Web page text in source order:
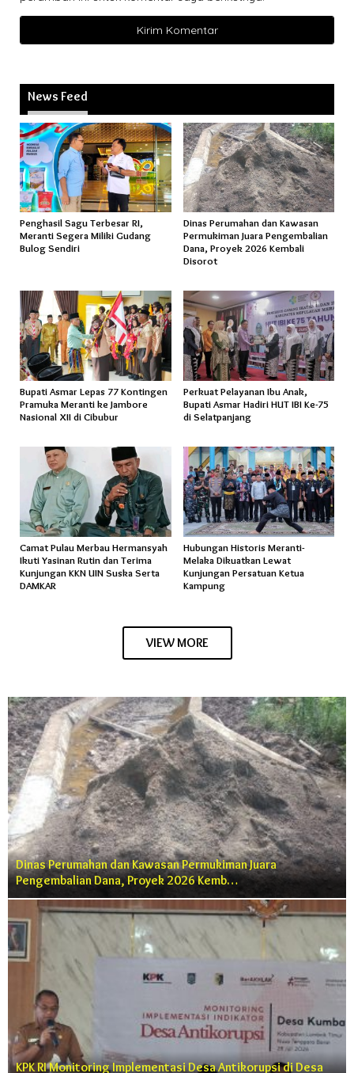
News Feed
Penghasil Sagu Terbesar RI,
Meranti Segera Miliki Gudang
Bulog Sendiri
Dinas Perumahan dan Kawasan
Permukiman Juara Pengembalian
Dana, Proyek 2026 Kembali
Disorot
Bupati Asmar Lepas 77 Kontingen
Pramuka Meranti ke Jambore
Nasional XII di Cibubur
Perkuat Pelayanan Ibu Anak,
Bupati Asmar Hadiri HUT IBI Ke-75
di Selatpanjang
Camat Pulau Merbau Hermansyah
Ikuti Yasinan Rutin dan Terima
Kunjungan KKN UIN Suska Serta
DAMKAR
Hubungan Historis Meranti-
Melaka Dikuatkan Lewat
Kunjungan Persatuan Ketua
Kampung
VIEW MORE
Dinas Perumahan dan Kawasan Permukiman Juara
Pengembalian Dana, Proyek 2026 Kemb…
KPK RI Monitoring Implementasi Desa Antikorupsi di Desa